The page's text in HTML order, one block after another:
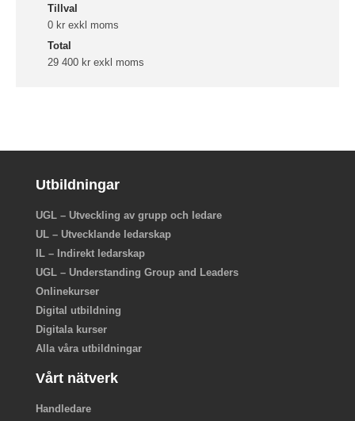
Tillval
0 kr exkl moms
Total
29 400 kr exkl moms
Utbildningar
UGL – Utveckling av grupp och ledare
UL – Utvecklande ledarskap
IL – Indirekt ledarskap
UGL – Understanding Group and Leaders
Onlinekurser
Digital utbildning
Digitala kurser
Alla våra utbildningar
Vårt nätverk
Handledare